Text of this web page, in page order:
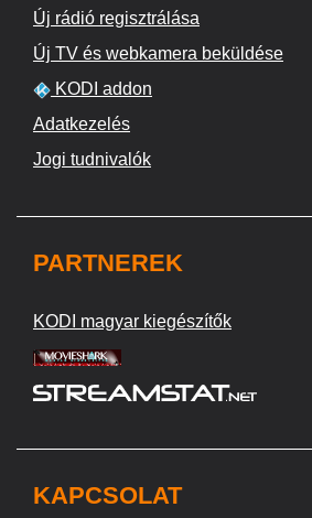
Új rádió regisztrálása
Új TV és webkamera beküldése
KODI addon
Adatkezelés
Jogi tudnivalók
PARTNEREK
KODI magyar kiegészítők
KAPCSOLAT